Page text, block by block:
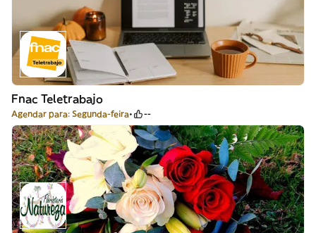
Fnac Teletrabajo
Agendar para: Segunda-feira --